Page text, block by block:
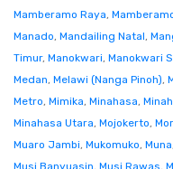
Mamberamo Raya,
Manado, Mandailing Natal,
Timur, Manokwari, Manokwari
Medan, Melawi (Nanga Pinoh),
Metro, Mimika, Minahasa,
Minahasa Utara, Mojokerto,
Muaro Jambi, Mukomuko, Muna
Musi Banyuasin, Musi Rawas,